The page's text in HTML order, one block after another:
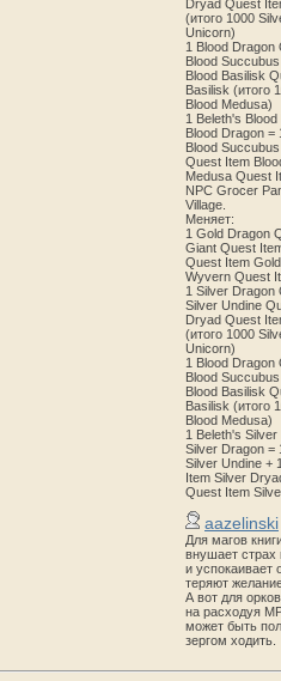
Dryad Quest
(итого 1000
Unicorn)
1 Blood Dragon
Blood
Blood Basilisk
Basilisk (итого
Blood Medusa)
1 Beleth's
Blood Dragon
Blood
Quest Item
Medusa Quest
NPC Grocer
Village.
Меняет:
1 Gold Dragon
Giant Quest
Quest Item
Wyvern Quest
1 Silver Dragon
Silver Undine
Dryad Quest
(итого 1000
Unicorn)
1 Blood Dragon
Blood
Blood Basilisk
Basilisk (итого
Blood Medusa)
1 Beleth's Silver
Silver Dragon =
Silver Undine +
Item Silver
Quest Item
aazelinski
Для магов
внушает страх
и успокаивает
теряют
А вот для
на расходуя
может быть
зергом ходить.